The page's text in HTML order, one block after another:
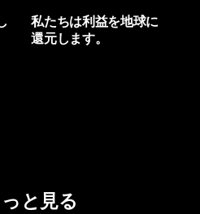
私たちは利益を地球に
還元します。
と見る